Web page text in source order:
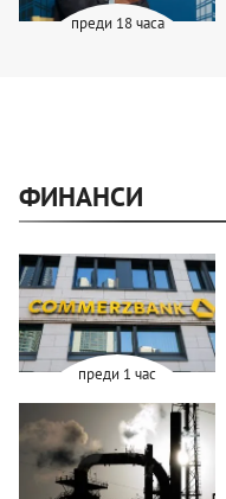
преди 18 часа
ФИНАНСИ
преди 1 час